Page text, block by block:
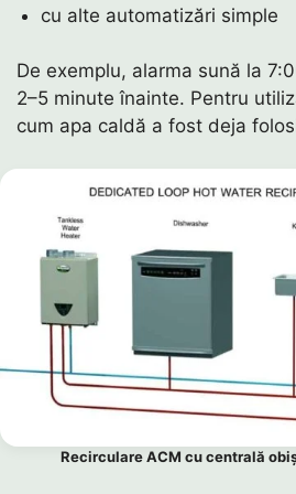
cu alte automatizări simple
De exemplu, alarma sună la
2–5 minute înainte. Pentru
cum apa caldă a fost deja
Recirculare ACM cu centrală